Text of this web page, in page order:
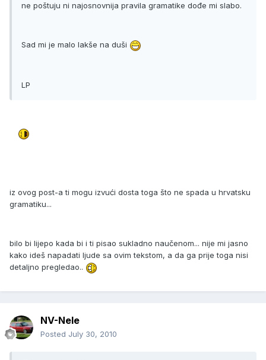
ne poštuju ni najosnovnija pravila gramatike dođe mi slabo.
Sad mi je malo lakše na duši
LP
iz ovog post-a ti mogu izvući dosta toga što ne spada u hrvatsku
gramatiku...
bilo bi lijepo kada bi i ti pisao sukladno naučenom... nije mi jasno
kako ideš napadati ljude sa ovim tekstom, a da ga prije toga nisi
detaljno pregledao..
NV-Nele
Posted July 30, 2010